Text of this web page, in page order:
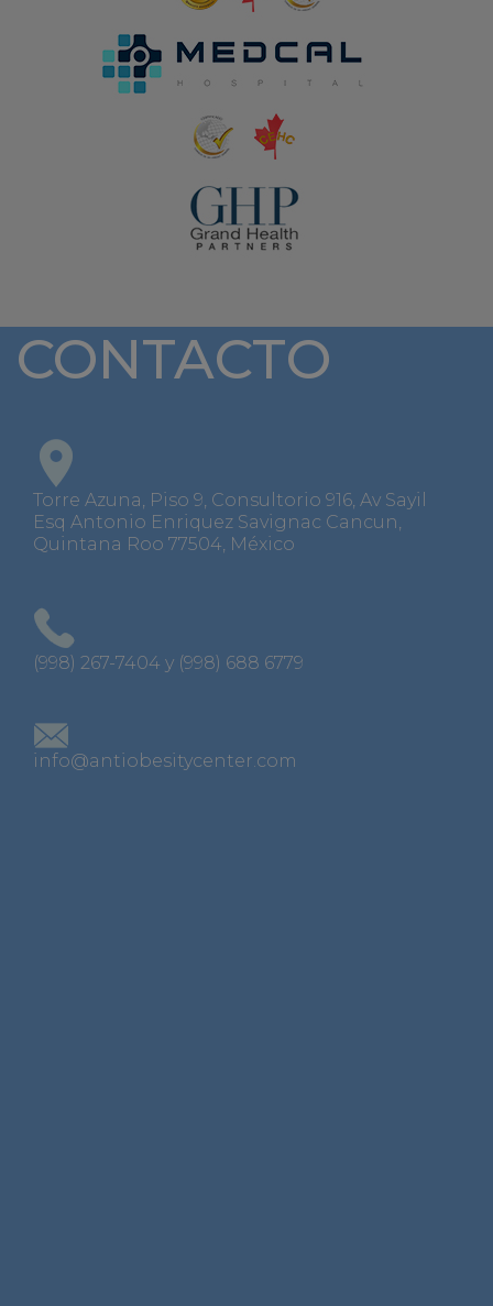
CONTACTO
Torre Azuna, Piso 9, Consultorio 916, Av Sayil
Esq Antonio Enriquez Savignac Cancun,
Quintana Roo 77504, México
(998) 267-7404 y (998) 688 6779
info@antiobesitycenter.com